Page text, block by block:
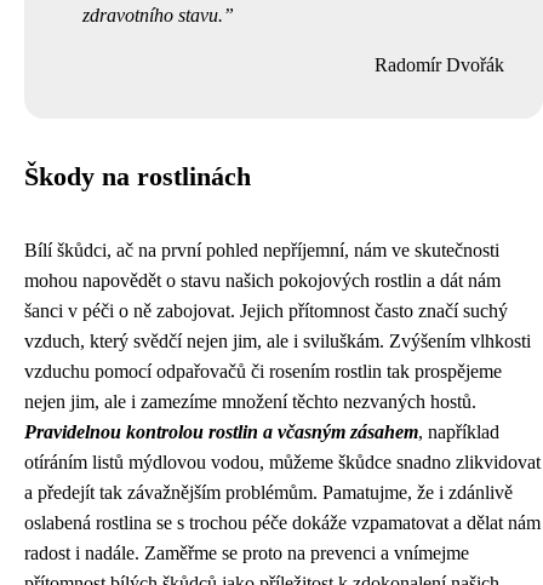
zdravotního stavu.
Radomír Dvořák
Škody na rostlinách
Bílí škůdci, ač na první pohled nepříjemní, nám ve skutečnosti
mohou napovědět o stavu našich pokojových rostlin a dát nám
šanci v péči o ně zabojovat. Jejich přítomnost často značí suchý
vzduch, který svědčí nejen jim, ale i sviluškám. Zvýšením vlhkosti
vzduchu pomocí odpařovačů či rosením rostlin tak prospějeme
nejen jim, ale i zamezíme množení těchto nezvaných hostů.
Pravidelnou kontrolou rostlin a včasným zásahem, například
otíráním listů mýdlovou vodou, můžeme škůdce snadno zlikvidovat
a předejít tak závažnějším problémům. Pamatujme, že i zdánlivě
oslabená rostlina se s trochou péče dokáže vzpamatovat a dělat nám
radost i nadále. Zaměřme se proto na prevenci a vnímejme